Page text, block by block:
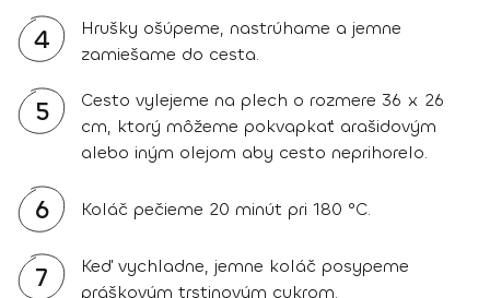
4
Hrušky ošúpeme, nastrúhame a jemne
zamiešame do cesta.
5
Cesto vylejeme na plech o rozmere 36 x 26
cm, ktorý môžeme pokvapkať arašidovým
alebo iným olejom aby cesto neprihorelo.
6 Koláč pečieme 20 minút pri 180 °C.
7
Keď vychladne, jemne koláč posypeme
práškovým trstinovým cukrom.